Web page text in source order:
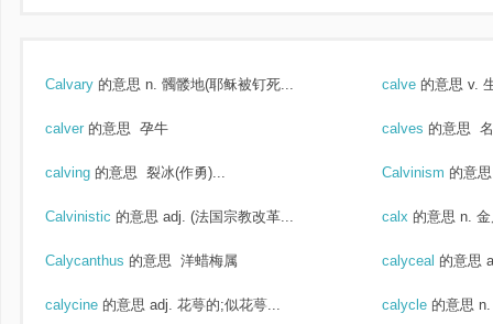
Calvary 的意思 n. 髑髅地(耶稣被钉死... calve 的意思 v.
calver 的意思 孕牛 calves 的意思
calving 的意思 裂冰(作勇)... Calvinism 的意思
Calvinistic 的意思 adj. (法国宗教改革... calx 的意思 n.
Calycanthus 的意思 洋蜡梅属 calyceal 的意思
calycine 的意思 adj. 花萼的;似花萼... calycle 的意思